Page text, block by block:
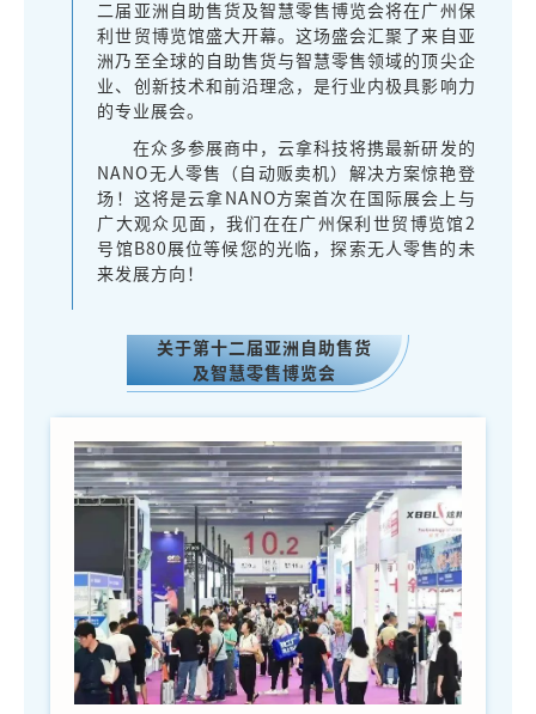
二届亚洲自助售货及智慧零售博览会将在广州保
利世贸博览馆盛大开幕。这场盛会汇聚了来自亚
洲乃至全球的自助售货与智慧零售领域的顶尖企
业、创新技术和前沿理念，是行业内极具影响力
的专业展会。
在众多参展商中，云拿科技将携最新研发的
NANO无人零售（自动贩卖机）解决方案惊艳登
场！这将是云拿NANO方案首次在国际展会上与
广大观众见面，我们在在广州保利世贸博览馆2
号馆B80展位等候您的光临，探索无人零售的未
来发展方向！
关于第十二届亚洲自助售货
及智慧零售博览会